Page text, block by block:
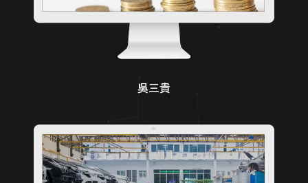
吳三貴